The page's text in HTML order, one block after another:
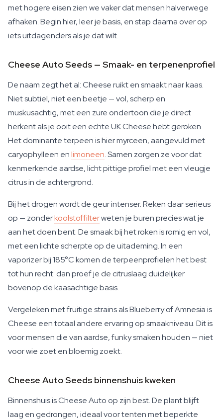
met hogere eisen zien we vaker dat mensen halverwege
afhaken. Begin hier, leer je basis, en stap daarna over op
iets uitdagenders als je dat wilt.
Cheese Auto Seeds — Smaak- en terpenenprofiel
De naam zegt het al: Cheese ruikt en smaakt naar kaas.
Niet subtiel, niet een beetje — vol, scherp en
muskusachtig, met een zure ondertoon die je direct
herkent als je ooit een echte UK Cheese hebt geroken.
Het dominante terpeen is hier myrceen, aangevuld met
caryophylleen enlimoneen. Samen zorgen ze voor dat
kenmerkende aardse, licht pittige profiel met een vleugje
citrus in de achtergrond.
Bij het drogen wordt de geur intenser. Reken daar serieus
op — zonderkoolstoffilterweten je buren precies wat je
aan het doen bent. De smaak bij het roken is romig en vol,
met een lichte scherpte op de uitademing. In een
vaporizer bij 185°C komen de terpeenprofielen het best
tot hun recht: dan proef je de citruslaag duidelijker
bovenop de kaasachtige basis.
Vergeleken met fruitige strains als Blueberry of Amnesia is
Cheese een totaal andere ervaring op smaakniveau. Dit is
voor mensen die van aardse, funky smaken houden — niet
voor wie zoet en bloemig zoekt.
Cheese Auto Seeds binnenshuis kweken
Binnenshuis is Cheese Auto op zijn best. De plant blijft
laag en gedrongen, ideaal voor tenten met beperkte